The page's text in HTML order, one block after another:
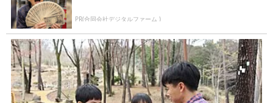
PR(合同会社デジタルファーム )